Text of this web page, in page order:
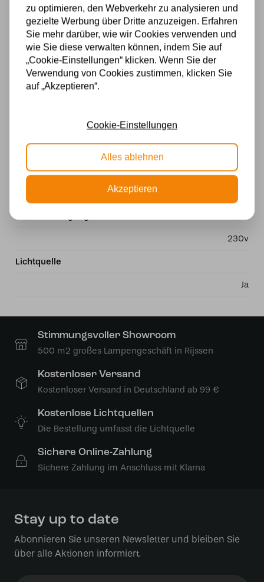
Schöne tiffany tischlampe
Hoch : 64 cm.
Durchmesser Schirm : 40 cm.
2 x E 27
E27
Material
230v
Lichtquelle
Ja
Stimmungsvoller Showroom
500 m2 großes Lampengeschäft in Rijssen
Kostenloser Versand
Kostenloser Versand in Deutschland ab 99 €
Kostenlose Lichtquellen
Die Bestellung umfasst die Lichtquelle
Sichere Online-Zahlung
Sichere Zahlung im Anschluss mit Klarna
Stay up to date
Abonnieren Sie unseren Newsletter und bleiben Sie
über alle Aktionen informiert.
zu optimieren, den Webverkehr zu analysieren und
gezielte Werbung über Dritte anzuzeigen. Erfahren
Sie mehr darüber, wie wir Cookies verwenden und
wie Sie diese verwalten können, indem Sie auf
„Cookie-Einstellungen“ klicken. Wenn Sie der
Verwendung von Cookies zustimmen, klicken Sie
auf „Akzeptieren“.
Cookie-Einstellungen
Alles ablehnen
Akzeptieren